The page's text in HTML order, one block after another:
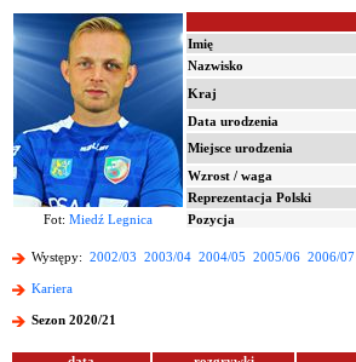
Imię
Nazwisko
Kraj
Data urodzenia
Miejsce urodzenia
Wzrost / waga
Reprezentacja Polski
Fot: Miedź Legnica Pozycja
Występy: 2002/03 2003/04 2004/05 2005/06 2006/07
Kariera
Sezon 2020/21